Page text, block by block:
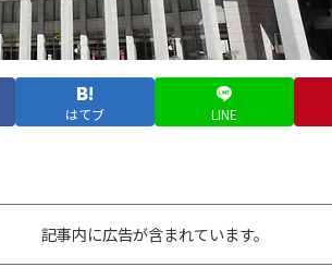
はてブ LINE
記事内に広告が含まれています。